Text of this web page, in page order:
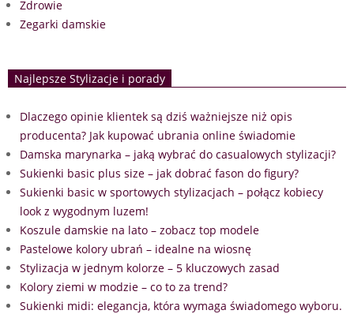
Zdrowie
Zegarki damskie
Najlepsze Stylizacje i porady
Dlaczego opinie klientek są dziś ważniejsze niż opis
producenta? Jak kupować ubrania online świadomie
Damska marynarka – jaką wybrać do casualowych stylizacji?
Sukienki basic plus size – jak dobrać fason do figury?
Sukienki basic w sportowych stylizacjach – połącz kobiecy
look z wygodnym luzem!
Koszule damskie na lato – zobacz top modele
Pastelowe kolory ubrań – idealne na wiosnę
Stylizacja w jednym kolorze – 5 kluczowych zasad
Kolory ziemi w modzie – co to za trend?
Sukienki midi: elegancja, która wymaga świadomego wyboru.